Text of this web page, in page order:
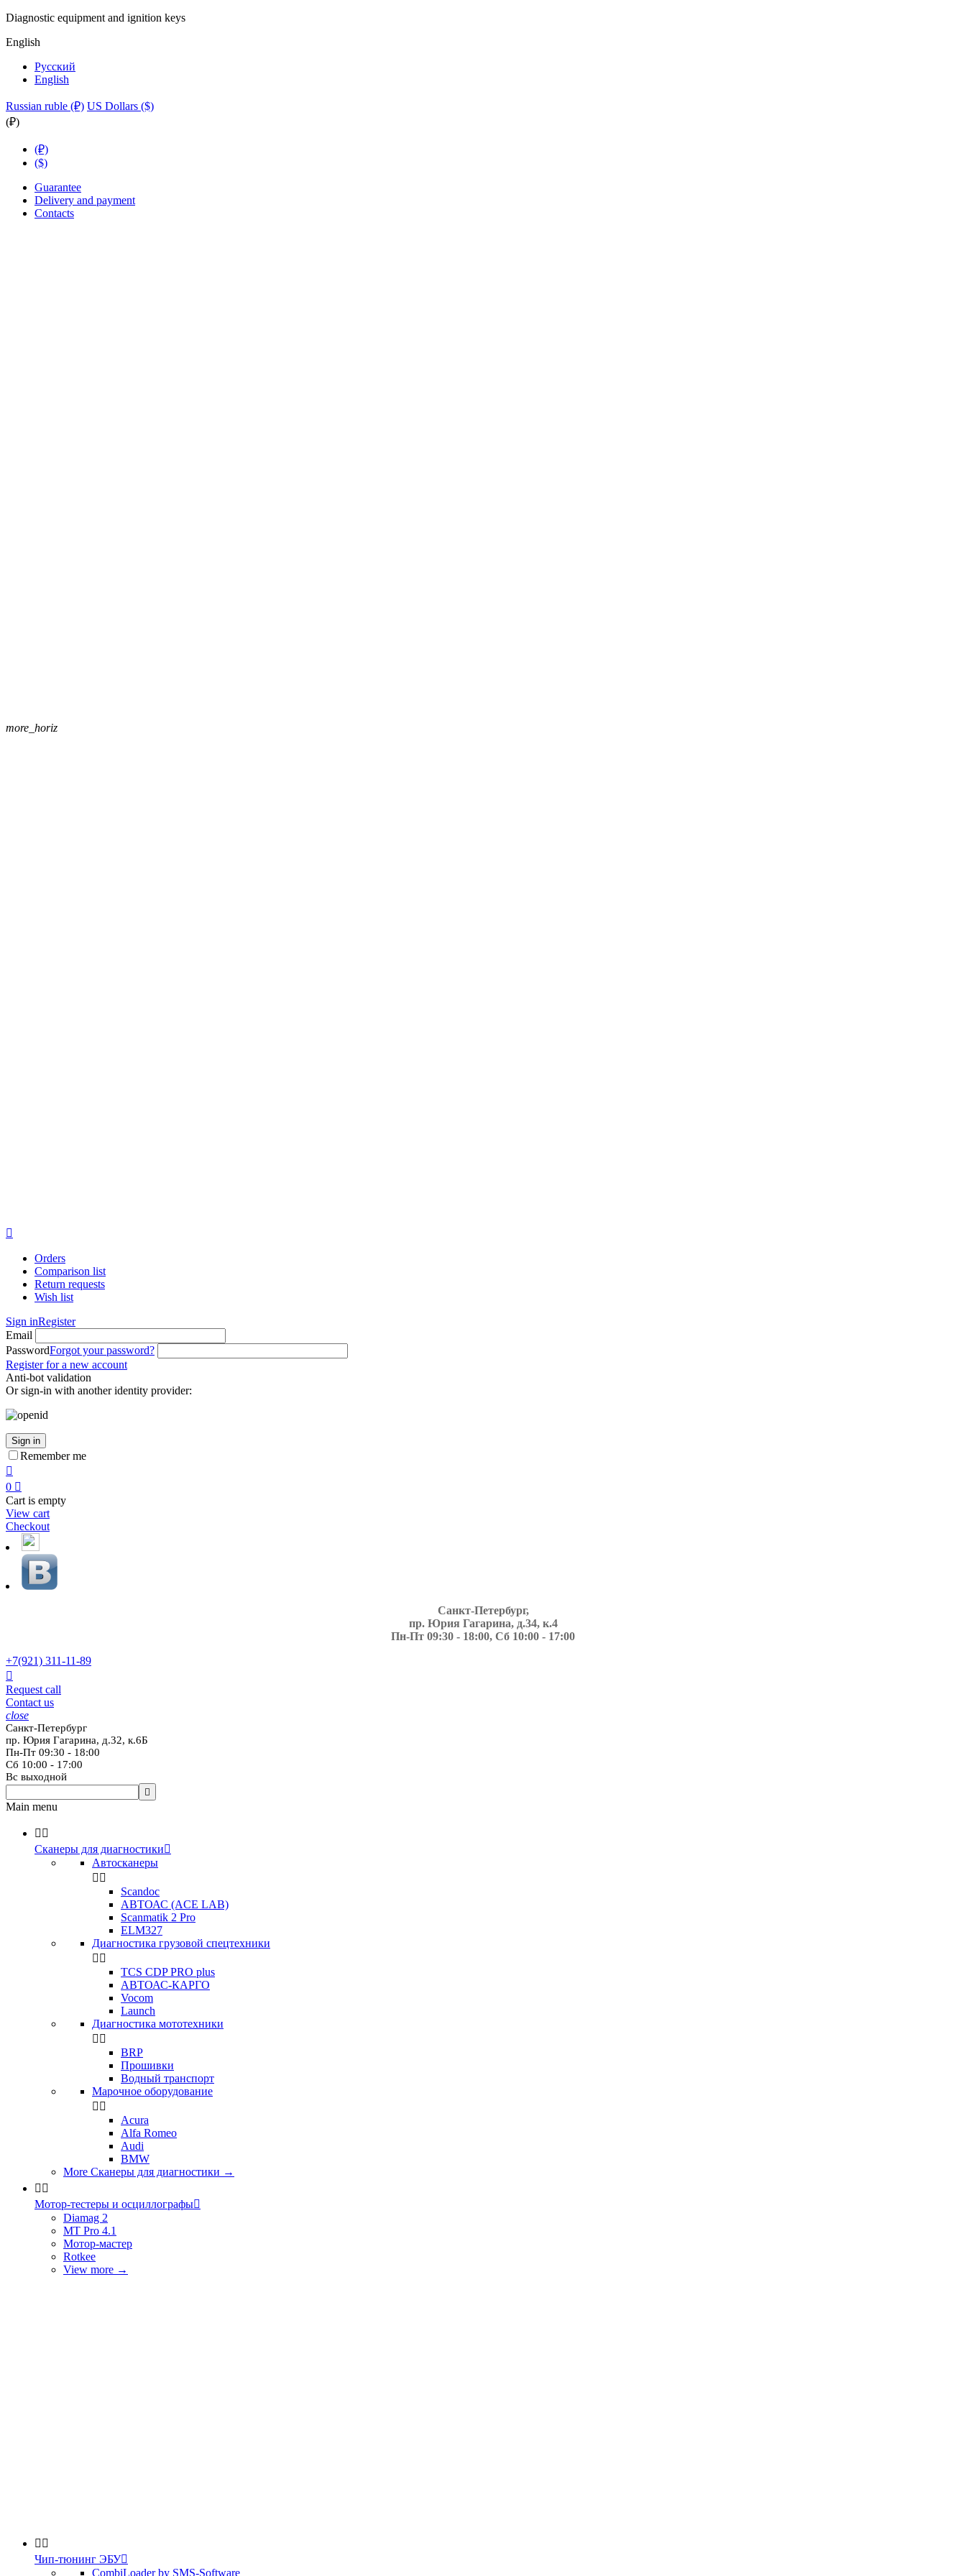
Diagnostic equipment and ignition keys
English
Русский
English
Russian ruble (₽) US Dollars ($)
(₽)
(₽)
($)
Guarantee
Delivery and payment
Contacts
more_horiz

Orders
Comparison list
Return requests
Wish list
Sign inRegister
Email
PasswordForgot your password?
Register for a new account
Anti-bot validation
Or sign-in with another identity provider:
Sign in
Remember me

0 
Cart is empty
View cart
Checkout
Санкт-Петербург,
пр. Юрия Гагарина, д.34, к.4
Пн-Пт 09:30 - 18:00, Сб 10:00 - 17:00
+7(921) 311-11-89

Request call
Contact us
close
Санкт-Петербург
пр. Юрия Гагарина, д.32, к.6Б
Пн-Пт 09:30 - 18:00
Сб 10:00 - 17:00
Вс выходной

Main menu
 
Сканеры для диагностики
Автосканеры
 
Scandoc
АВТОАС (ACE LAB)
Scanmatik 2 Pro
ELM327
Диагностика грузовой спецтехники
 
TCS CDP PRO plus
АВТОАС-КАРГО
Vocom
Launch
Диагностика мототехники
 
BRP
Прошивки
Водный транспорт
Марочное оборудование
 
Acura
Alfa Romeo
Audi
BMW
More Сканеры для диагностики →
 
Мотор-тестеры и осциллографы
Diamag 2
MT Pro 4.1
Мотор-мастер
Rotkee
View more →
 
Чип-тюнинг ЭБУ
CombiLoader by SMS-Software